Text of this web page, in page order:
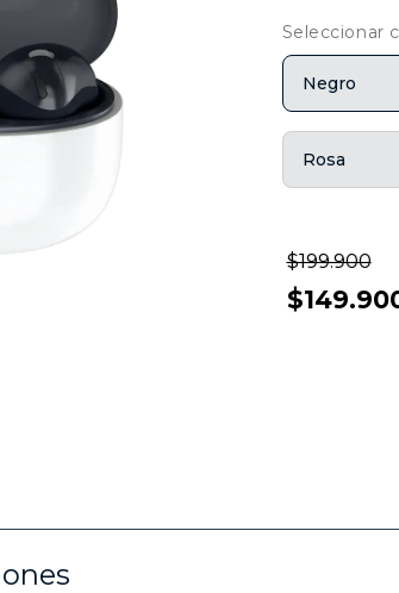
Seleccionar
Negro
Rosa
$199.900